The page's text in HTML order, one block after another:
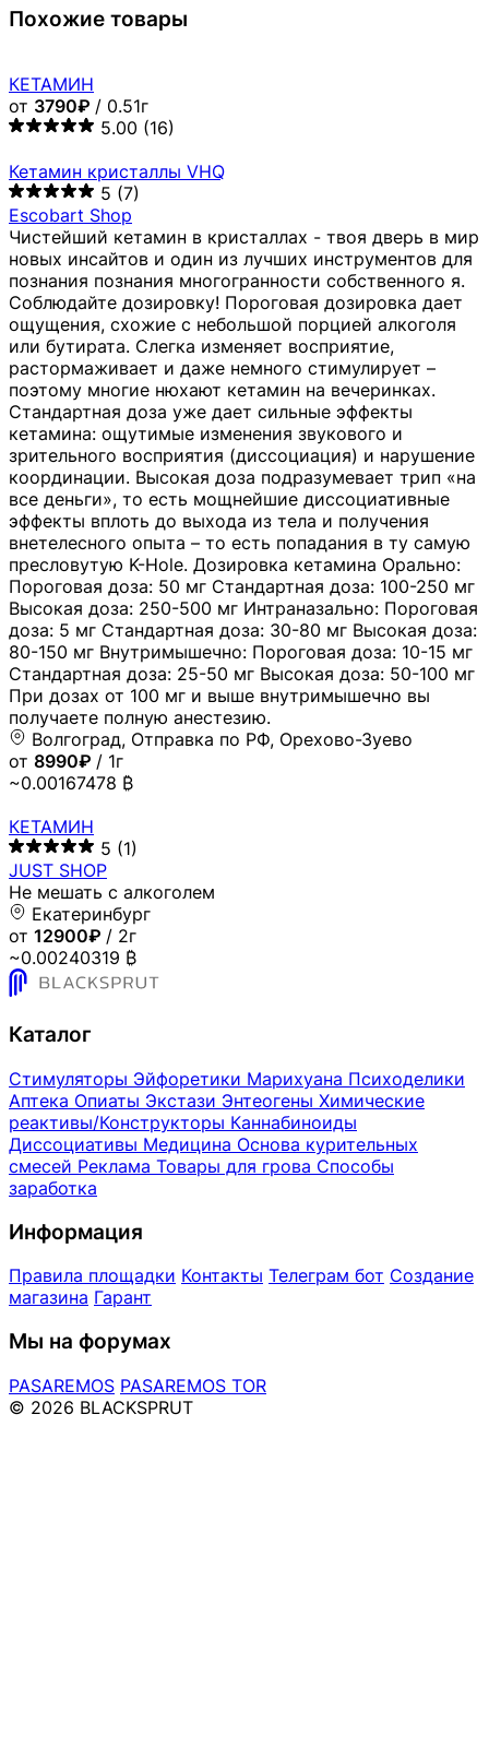
Похожие товары
КЕТАМИН
от 3790₽ / 0.51г
5.00 (16)
Кетамин кристаллы VHQ
5 (7)
Escobart Shop
Чистейший кетамин в кристаллах - твоя дверь в мир
новых инсайтов и один из лучших инструментов для
познания познания многогранности собственного я.
Соблюдайте дозировку! Пороговая дозировка дает
ощущения, схожие с небольшой порцией алкоголя
или бутирата. Слегка изменяет восприятие,
растормаживает и даже немного стимулирует –
поэтому многие нюхают кетамин на вечеринках.
Стандартная доза уже дает сильные эффекты
кетамина: ощутимые изменения звукового и
зрительного восприятия (диссоциация) и нарушение
координации. Высокая доза подразумевает трип «на
все деньги», то есть мощнейшие диссоциативные
эффекты вплоть до выхода из тела и получения
внетелесного опыта – то есть попадания в ту самую
пресловутую K-Hole. Дозировка кетамина Орально:
Пороговая доза: 50 мг Стандартная доза: 100-250 мг
Высокая доза: 250-500 мг Интраназально: Пороговая
доза: 5 мг Стандартная доза: 30-80 мг Высокая доза:
80-150 мг Внутримышечно: Пороговая доза: 10-15 мг
Стандартная доза: 25-50 мг Высокая доза: 50-100 мг
При дозах от 100 мг и выше внутримышечно вы
получаете полную анестезию.
Волгоград, Отправка по РФ, Орехово-Зуево
от 8990₽ / 1г
~0.00167478 ₿
КЕТАМИН
5 (1)
JUST SHOP
Не мешать с алкоголем
Екатеринбург
от 12900₽ / 2г
~0.00240319 ₿
Каталог
Стимуляторы Эйфоретики Марихуана Психоделики
Аптека Опиаты Экстази Энтеогены Химические
реактивы/Конструкторы Каннабиноиды
Диссоциативы Медицина Основа курительных
смесей Реклама Товары для грова Способы
заработка
Информация
Правила площадки Контакты Телеграм бот Создание
магазина Гарант
Мы на форумах
PASAREMOS PASAREMOS TOR
© 2026 BLACKSPRUT